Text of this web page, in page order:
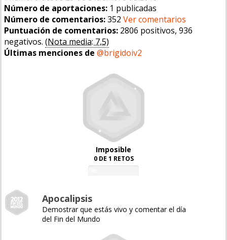
Número de aportaciones: 1 publicadas
Número de comentarios:352 Ver comentarios
Puntuación de comentarios: 2806 positivos, 936
negativos. (Nota media: 7,5)
Últimas menciones de @brigidoiv2
Imposible
0 DE 1 RETOS
Apocalipsis
Demostrar que estás vivo y comentar el día
del Fin del Mundo